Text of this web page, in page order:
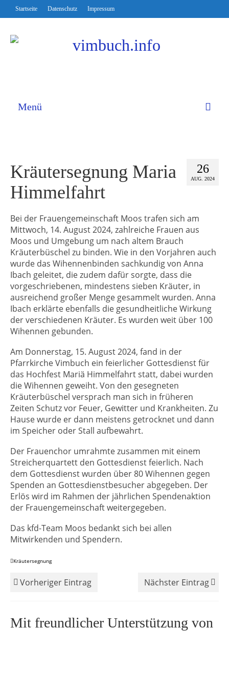
Startseite Datenschutz Impressum
Menü
26
AUG. 2024
Kräutersegnung Maria
Himmelfahrt
Bei der Frauengemeinschaft Moos trafen sich am
Mittwoch, 14. August 2024, zahlreiche Frauen aus
Moos und Umgebung um nach altem Brauch
Kräuterbüschel zu binden. Wie in den Vorjahren auch
wurde das Wihennenbinden sachkundig von Anna
Ibach geleitet, die zudem dafür sorgte, dass die
vorgeschriebenen, mindestens sieben Kräuter, in
ausreichend großer Menge gesammelt wurden. Anna
Ibach erklärte ebenfalls die gesundheitliche Wirkung
der verschiedenen Kräuter. Es wurden weit über 100
Wihennen gebunden.
Am Donnerstag, 15. August 2024, fand in der
Pfarrkirche Vimbuch ein feierlicher Gottesdienst für
das Hochfest Mariä Himmelfahrt statt, dabei wurden
die Wihennen geweiht. Von den gesegneten
Kräuterbüschel versprach man sich in früheren
Zeiten Schutz vor Feuer, Gewitter und Krankheiten. Zu
Hause wurde er dann meistens getrocknet und dann
im Speicher oder Stall aufbewahrt.
Der Frauenchor umrahmte zusammen mit einem
Streicherquartett den Gottesdienst feierlich. Nach
dem Gottesdienst wurden über 80 Wihennen gegen
Spenden an Gottesdienstbesucher abgegeben. Der
Erlös wird im Rahmen der jährlichen Spendenaktion
der Frauengemeinschaft weitergegeben.
Das kfd-Team Moos bedankt sich bei allen
Mitwirkenden und Spendern.
Kräutersegnung
Vorheriger Eintrag Nächster Eintrag
Mit freundlicher Unterstützung von